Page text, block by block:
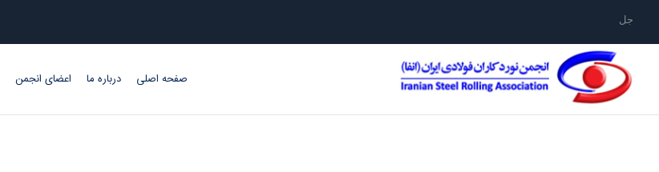
جلیقه نجات نوردک
صفحه اصلی درباره ما اعضای انجمن